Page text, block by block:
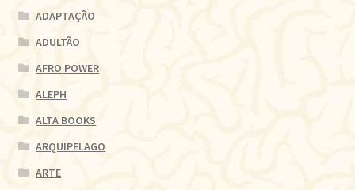
ADAPTAÇÃO
ADULTÃO
AFRO POWER
ALEPH
ALTA BOOKS
ARQUIPELAGO
ARTE